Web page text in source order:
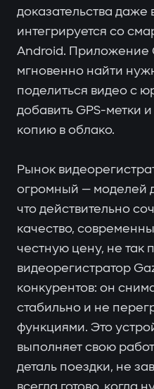
доказательства
интегрируется со
Android. Приложение
мгновенно найти
поделиться видео с
добавить GPS-метки
копию в облако.
Рынок
огромный — моделей
что действительно
качество,
честную цену, не так
видеорегистратор
конкурентов: он
стабильно и не
функциями. Это
выполняет свою
деталь поездки, не